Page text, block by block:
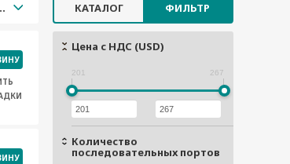
КАТАЛОГ ФИЛЬТР
Цена с НДС (USD)
201 267
Количество
последовательных портов
ЦЕНЫ